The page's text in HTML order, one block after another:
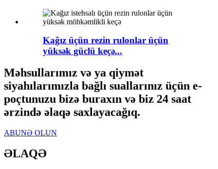
Kağız üçün rezin rulonlar üçün
yüksək güclü keçə...
Məhsullarımız və ya qiymət
siyahılarımızla bağlı suallarınız üçün e-
poçtunuzu bizə buraxın və biz 24 saat
ərzində əlaqə saxlayacağıq.
ABUNƏ OLUN
ƏLAQƏ